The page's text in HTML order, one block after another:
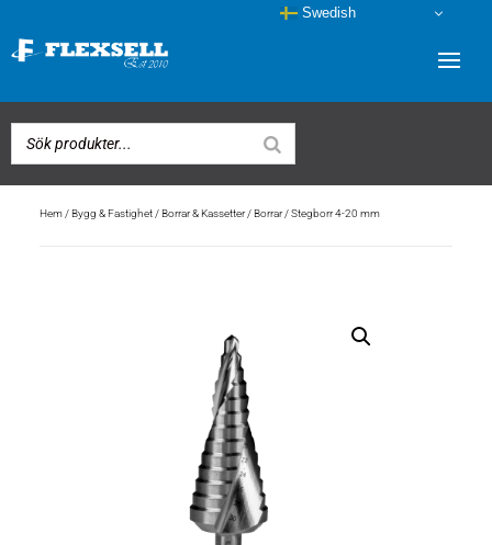
Hem/Bygg & Fastighet/Borrar & Kassetter/Borrar/ Stegborr 4-20 mm
Swedish